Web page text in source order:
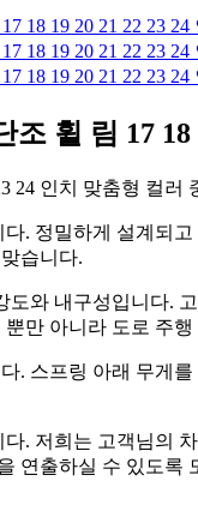
휠 림 17
24 인치 맞춤형 컬러
. 정밀하게 설계되
습니다.
와 내구성입니다.
만 아니라 도로 주
. 스프링 아래 무게
. 저희는 고객님의
연출하실 수 있도